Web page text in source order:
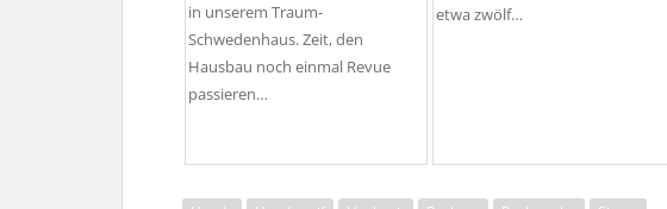
in unserem Traum-
Schwedenhaus. Zeit, den
Hausbau noch einmal Revue
passieren…
etwa zwölf…